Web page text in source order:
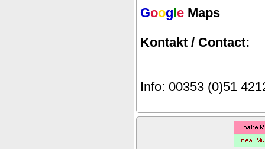
Goog e Maps
Kontakt / Contact:
Info: 00353 (0)51